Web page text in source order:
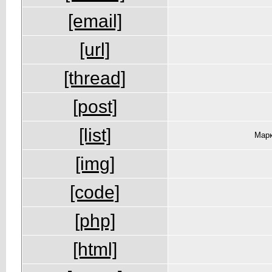
[email]
[url]
[thread]
[post]
[list]
[img]
[code]
[php]
[html]